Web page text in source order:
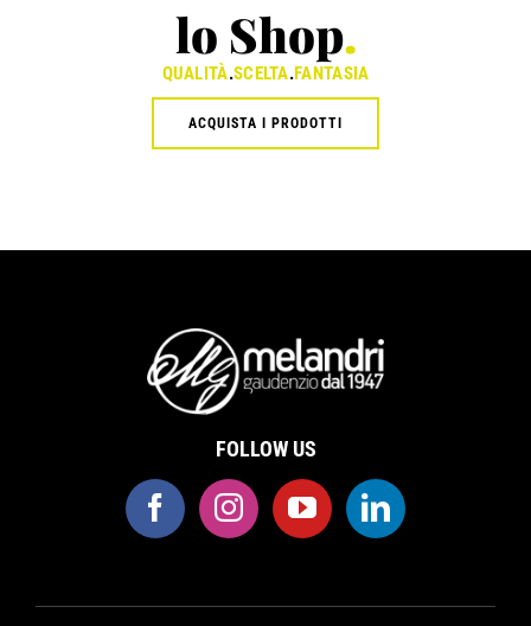
lo Shop.
QUALITÀ.SCELTA.FANTASIA
ACQUISTA I PRODOTTI
FOLLOW US